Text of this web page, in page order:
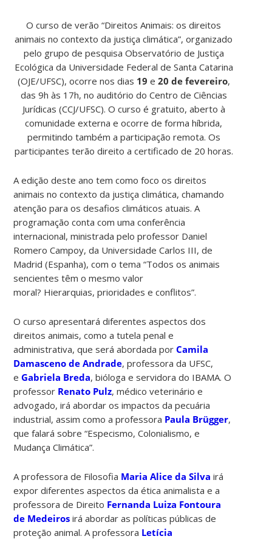
O curso de verão “Direitos Animais: os direitos
animais no contexto da justiça climática”, organizado
pelo grupo de pesquisa Observatório de Justiça
Ecológica da Universidade Federal de Santa Catarina
(OJE/UFSC), ocorre nos dias 19 e 20 de fevereiro,
das 9h às 17h, no auditório do Centro de Ciências
Jurídicas (CCJ/UFSC). O curso é gratuito, aberto à
comunidade externa e ocorre de forma híbrida,
permitindo também a participação remota. Os
participantes terão direito a certificado de 20 horas.
A edição deste ano tem como foco os direitos
animais no contexto da justiça climática, chamando
atenção para os desafios climáticos atuais. A
programação conta com uma conferência
internacional, ministrada pelo professor Daniel
Romero Campoy, da Universidade Carlos III, de
Madrid (Espanha), com o tema “Todos os animais
sencientes têm o mesmo valor
moral? Hierarquias, prioridades e conflitos”.
O curso apresentará diferentes aspectos dos
direitos animais, como a tutela penal e
administrativa, que será abordada porCamila
Damasceno de Andrade, professora da UFSC,
eGabriela Breda, bióloga e servidora do IBAMA. O
professor Renato Pulz, médico veterinário e
advogado, irá abordar os impactos da pecuária
industrial, assim como a professora Paula Brügger,
que falará sobre “Especismo, Colonialismo, e
Mudança Climática”.
A professora de Filosofia Maria Alice da Silva irá
expor diferentes aspectos da ética animalista e a
professora de Direito Fernanda Luiza Fontoura
de Medeiros irá abordar as políticas públicas de
proteção animal. A professora Letícia